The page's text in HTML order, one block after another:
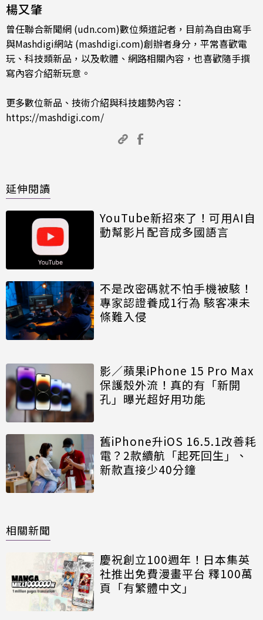
楊又肇
曾任聯合新聞網 (udn.com)數位頻道記者，目前為自由寫手
與Mashdigi網站 (mashdigi.com)創辦者身分，平常喜歡電
玩、科技類新品，以及軟體、網路相關內容，也喜歡隨手撰
寫內容介紹新玩意。
更多數位新品、技術介紹與科技趨勢內容：
https://mashdigi.com/
延伸閱讀
YouTube新招來了！可用AI自
動幫影片配音成多國語言
不是改密碼就不怕手機被駭！
專家認證養成1行為 駭客凍未
條難入侵
影／蘋果iPhone 15 Pro Max
保護殼外流！真的有「新開
孔」曝光超好用功能
舊iPhone升iOS 16.5.1改善耗
電？2款續航「起死回生」、
新款直接少40分鐘
相關新聞
慶祝創立100週年！日本集英
社推出免費漫畫平台 釋100萬
頁「有繁體中文」